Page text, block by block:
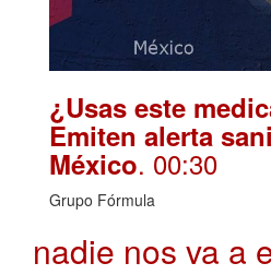
¿Usas este
Emiten alerta
México. 00:30
Grupo Fórmula
nadie nos va a